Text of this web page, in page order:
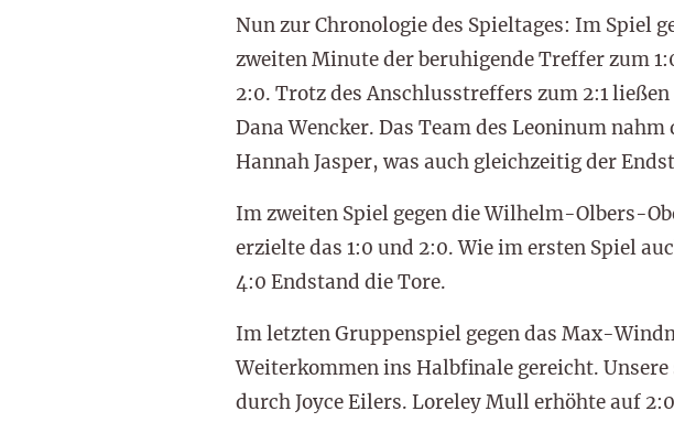
Nun zur Chronologie des Spieltages: Im Spiel
zweiten Minute der beruhigende Treffer zum
2:0. Trotz des Anschlusstreffers zum 2:1
Dana Wencker. Das Team des Leoninum
Hannah Jasper, was auch gleichzeitig der
Im zweiten Spiel gegen die Wilhelm-Olbers-
erzielte das 1:0 und 2:0. Wie im ersten Spiel
4:0 Endstand die Tore.
Im letzten Gruppenspiel gegen das Max-
Weiterkommen ins Halbfinale gereicht.
durch Joyce Eilers. Loreley Mull erhöhte auf